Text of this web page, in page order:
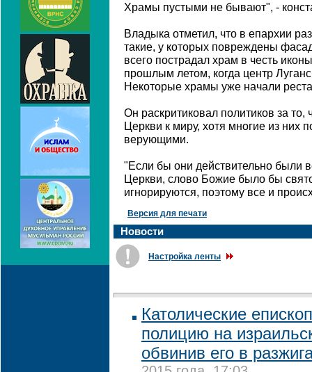
Храмы пустыми не бывают", -
Владыка отметил, что в епархии
такие, у которых повреждены
всего пострадал храм в честь
прошлым летом, когда центр
Некоторые храмы уже начали
Он раскритиковал политиков за
Церкви к миру, хотя многие из них
верующими.
"Если бы они действительно были
Церкви, слово Божие было бы
игнорируются, поэтому все и
Версия для печати
Новости
Настройка ленты
Католические
полицию на
обвинив его в